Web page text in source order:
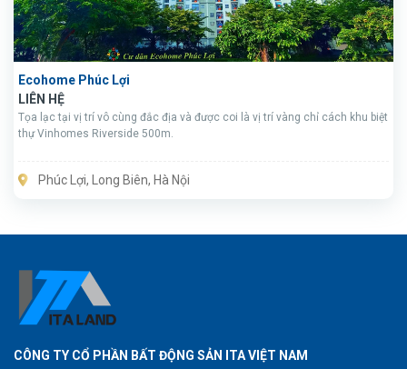
Ecohome Phúc Lợi
LIÊN HỆ
Tọa lạc tại vị trí vô cùng đắc địa và được coi là vị trí vàng chỉ cách khu biệt
thự Vinhomes Riverside 500m.
Phúc Lợi, Long Biên, Hà Nội
CÔNG TY CỔ PHẦN BẤT ĐỘNG SẢN ITA VIỆT NAM